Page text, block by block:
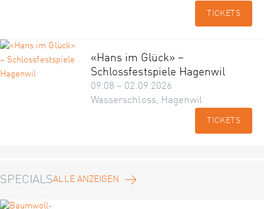
TICKETS
«Hans im Glück» –
Schlossfestspiele Hagenwil
09.08 – 02.09.2026
Wasserschloss, Hagenwil
TICKETS
SPECIALSALLE ANZEIGEN